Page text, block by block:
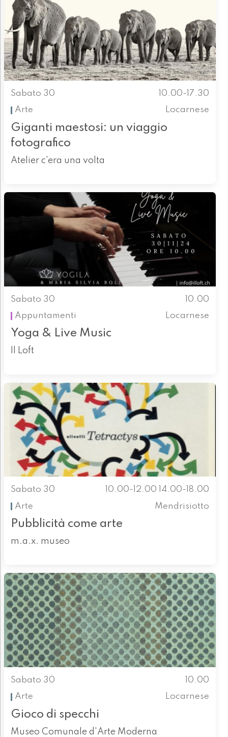
Sabato 30
10.00-17.30
Arte
Locarnese
Giganti maestosi: un viaggio
fotografico
Atelier c'era una volta
Sabato 30
10.00
Appuntamenti
Locarnese
Yoga & Live Music
Il Loft
Sabato 30
10.00-12.00 14.00-18.00
Arte
Mendrisiotto
Pubblicità come arte
m.a.x. museo
Sabato 30
10.00
Arte
Locarnese
Gioco di specchi
Museo Comunale d'Arte Moderna